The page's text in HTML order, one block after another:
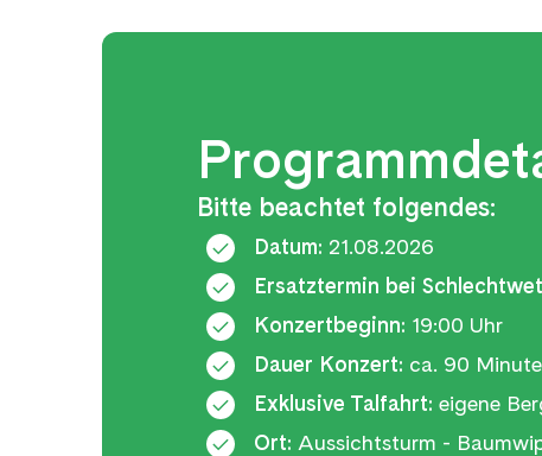
Bitte beachtet folgendes:
Datum: 21.08.2026
Ersatztermin bei
Konzertbeginn: 19:00 Uhr
Dauer Konzert: ca. 90
Exklusive Talfahrt: eigene
Ort: Aussichtsturm -